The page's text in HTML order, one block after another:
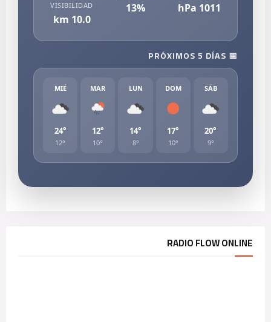
1011
13%
VISIBILIDAD
10.0
📅 PRÓXIMOS 5 DÍAS
SÁB
20°
9°
DOM
17°
10°
LUN
14°
8°
MAR
12°
10°
MIÉ
24°
12°
RADIO FLOW ONLINE